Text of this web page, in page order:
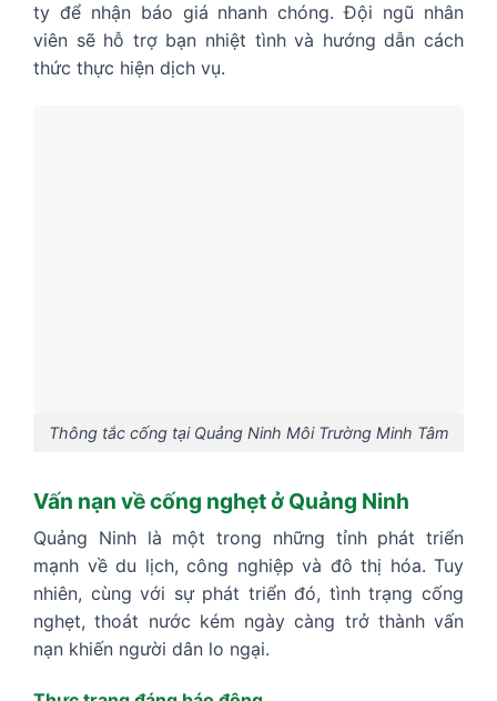
ty để nhận báo giá nhanh chóng. Đội ngũ nhân
viên sẽ hỗ trợ bạn nhiệt tình và hướng dẫn cách
thức thực hiện dịch vụ.
Thông tắc cống tại Quảng Ninh Môi Trường Minh Tâm
Vấn nạn về cống nghẹt ở Quảng Ninh
Quảng Ninh là một trong những tỉnh phát triển
mạnh về du lịch, công nghiệp và đô thị hóa. Tuy
nhiên, cùng với sự phát triển đó, tình trạng cống
nghẹt, thoát nước kém ngày càng trở thành vấn
nạn khiến người dân lo ngại.